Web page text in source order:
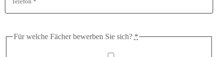
Für welche Fächer bewerben Sie sich? *